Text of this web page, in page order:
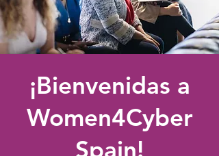
¡Bienvenidas a
Women4Cyber
Spain!